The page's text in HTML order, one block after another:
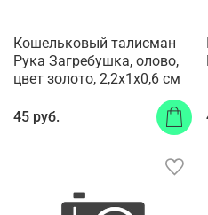
Кошельковый талисман
Рука Загребушка, олово,
цвет золото, 2,2х1х0,6 см
45 руб.